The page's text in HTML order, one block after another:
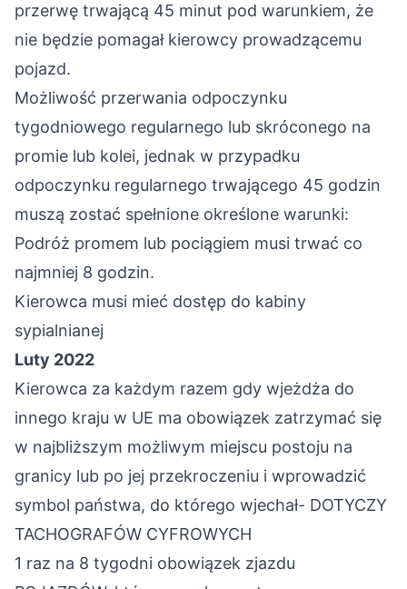
przerwę trwającą 45 minut pod warunkiem, że
nie będzie pomagał kierowcy prowadzącemu
pojazd.
Możliwość przerwania odpoczynku
tygodniowego regularnego lub skróconego na
promie lub kolei, jednak w przypadku
odpoczynku regularnego trwającego 45 godzin
muszą zostać spełnione określone warunki:
Podróż promem lub pociągiem musi trwać co
najmniej 8 godzin.
Kierowca musi mieć dostęp do kabiny
sypialnianej
Luty 2022
Kierowca za każdym razem gdy wjeżdża do
innego kraju w UE ma obowiązek zatrzymać się
w najbliższym możliwym miejscu postoju na
granicy lub po jej przekroczeniu i wprowadzić
symbol państwa, do którego wjechał- DOTYCZY
TACHOGRAFÓW CYFROWYCH
1 raz na 8 tygodni obowiązek zjazdu